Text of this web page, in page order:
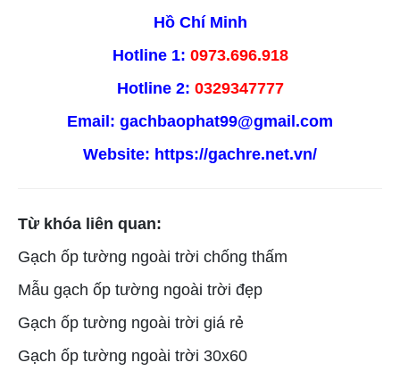
Hồ Chí Minh
Hotline 1: 0973.696.918
Hotline 2: 0329347777
Email: gachbaophat99@gmail.com
Website: https://gachre.net.vn/
Từ khóa liên quan:
Gạch ốp tường ngoài trời chống thấm
Mẫu gạch ốp tường ngoài trời đẹp
Gạch ốp tường ngoài trời giá rẻ
Gạch ốp tường ngoài trời 30x60